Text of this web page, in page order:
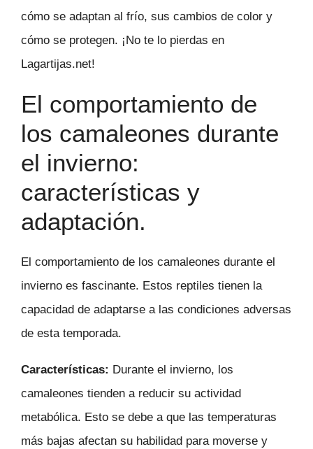
cómo se adaptan al frío, sus cambios de color y
cómo se protegen. ¡No te lo pierdas en
Lagartijas.net!
El comportamiento de
los camaleones durante
el invierno:
características y
adaptación.
El comportamiento de los camaleones durante el
invierno es fascinante. Estos reptiles tienen la
capacidad de adaptarse a las condiciones adversas
de esta temporada.
Características: Durante el invierno, los
camaleones tienden a reducir su actividad
metabólica. Esto se debe a que las temperaturas
más bajas afectan su habilidad para moverse y